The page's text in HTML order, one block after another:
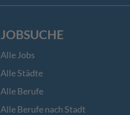
JOBSUCHE
Alle Jobs
Alle Städte
Alle Berufe
Alle Berufe nach Stadt